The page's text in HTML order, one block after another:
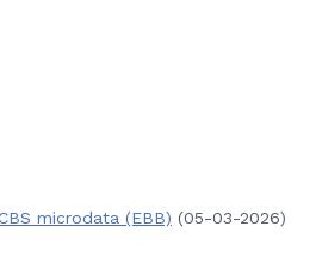
microdata (EBB) (05-03-2026)